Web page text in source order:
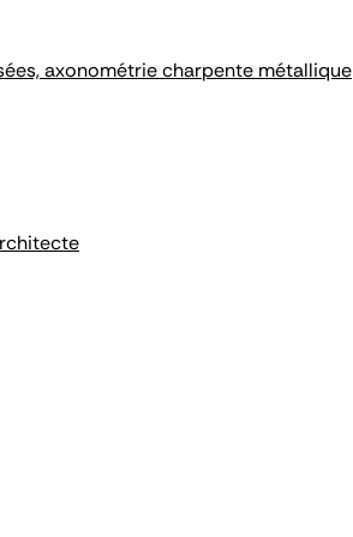
axonométrie charpente métallique